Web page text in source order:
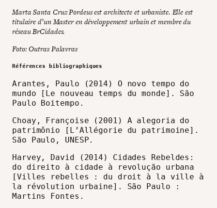
Marta Santa Cruz Pordeus est architecte et urbaniste. Elle est
titulaire d’un Master en développement urbain et membre du
réseau BrCidades.
Foto: Outras Palavras
Références bibliographiques
Arantes, Paulo (2014) O novo tempo do
mundo [Le nouveau temps du monde]. São
Paulo Boitempo.
Choay, Françoise (2001) A alegoria do
patrimônio [L’Allégorie du patrimoine].
São Paulo, UNESP.
Harvey, David (2014) Cidades Rebeldes:
do direito à cidade à revolução urbana
[Villes rebelles : du droit à la ville à
la révolution urbaine]. São Paulo :
Martins Fontes.